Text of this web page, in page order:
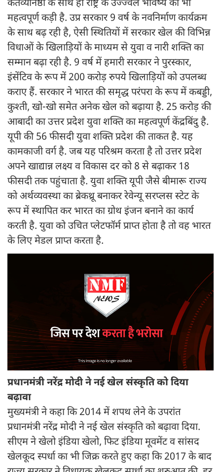
कर्तव्यनिष्ठा के साथ ही राष्ट्र के उज्ज्वल भविष्य की भी
महत्वपूर्ण कड़ी है. उप्र सरकार 9 वर्ष के नवनिर्माण कार्यक्रम
के साथ बढ़ रही है, ऐसी स्थितियों में सरकार खेल की विभिन्न
विधाओं के खिलाड़ियों के माध्यम से युवा व नारी शक्ति का
सम्मान बढ़ा रही है. 9 वर्ष में हमारी सरकार ने पुरस्कार,
इंसेंटिव के रूप में 200 करोड़ रुपये खिलाड़ियों को उपलब्ध
कराए हैं. सरकार ने भारत की समृद्ध परंपरा के रूप में कबड्डी,
कुश्ती, खो-खो समेत अनेक खेल को बढ़ाया है. 25 करोड़ की
आबादी का उत्तर प्रदेश युवा शक्ति का महत्वपूर्ण केंद्रबिंदु है.
यूपी की 56 फीसदी युवा शक्ति प्रदेश की ताकत है. यह
कामकाजी वर्ग है. जब यह परिश्रम करता है तो उत्तर प्रदेश
अपने खाद्यान्न लक्ष्य व विकास दर को 8 से बढ़ाकर 18
फीसदी तक पहुंचाता है. युवा शक्ति यूपी जैसे बीमारू राज्य
को अर्थव्यवस्था का ब्रेकथ्रू बनाकर रेवेन्यू सरप्लस स्टेट के
रूप में स्थापित कर भारत का ग्रोथ इंजन बनाने का कार्य
करती है. युवा को उचित प्लेटफॉर्म प्राप्त होता है तो वह भारत
के लिए मेडल प्राप्त करता है.
प्रधानमंत्री नरेंद्र मोदी ने नई खेल संस्कृति को दिया
बढ़ावा
मुख्यमंत्री ने कहा कि 2014 में शपथ लेने के उपरांत
प्रधानमंत्री नरेंद्र मोदी ने नई खेल संस्कृति को बढ़ावा दिया.
सीएम ने खेलो इंडिया खेलो, फिट इंडिया मूवमेंट व सांसद
खेलकूद स्पर्धा का भी जिक्र करते हुए कहा कि 2017 के बाद